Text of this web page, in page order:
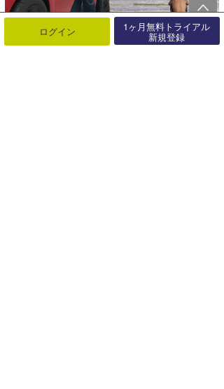
ログイン 1ヶ月無料トライアル
新規登録